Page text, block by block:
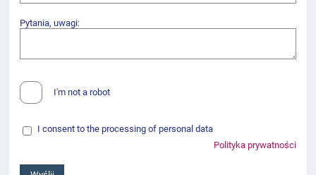
Pytania, uwagi:
I'm not a robot
I consent to the processing of personal data
Polityka prywatności